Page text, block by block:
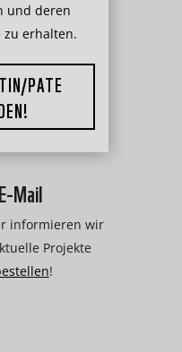
und deren
zu erhalten.
PATE
Mail
informieren wir
Projekte
!